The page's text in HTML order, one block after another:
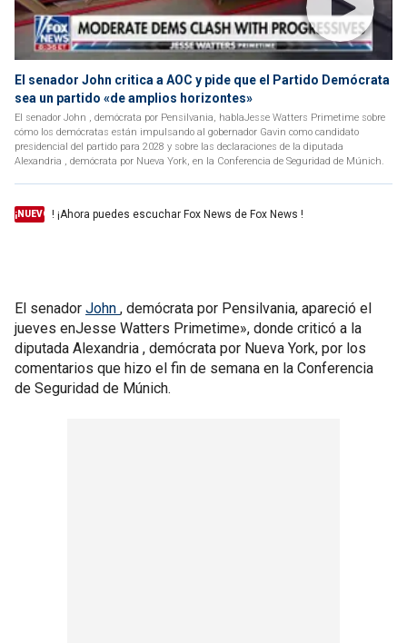
El senador John critica a AOC y pide que el Partido Demócrata
sea un partido «de amplios horizontes»
El senador John , demócrata por Pensilvania, hablaJesse Watters Primetime sobre
cómo los demócratas están impulsando al gobernador Gavin como candidato
presidencial del partido para 2028 y sobre las declaraciones de la diputada
Alexandria , demócrata por Nueva York, en la Conferencia de Seguridad de Múnich.
¡NUEVO ! ¡Ahora puedes escuchar Fox News de Fox News !
El senador John , demócrata por Pensilvania, apareció el
jueves enJesse Watters Primetime», donde criticó a la
diputada Alexandria , demócrata por Nueva York, por los
comentarios que hizo el fin de semana en la Conferencia
de Seguridad de Múnich.